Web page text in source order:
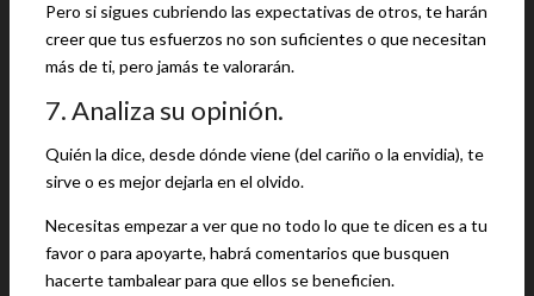
Pero si sigues cubriendo las expectativas de otros, te harán
creer que tus esfuerzos no son suficientes o que necesitan
más de ti, pero jamás te valorarán.
7. Analiza su opinión.
Quién la dice, desde dónde viene (del cariño o la envidia), te
sirve o es mejor dejarla en el olvido.
Necesitas empezar a ver que no todo lo que te dicen es a tu
favor o para apoyarte, habrá comentarios que busquen
hacerte tambalear para que ellos se beneficien.